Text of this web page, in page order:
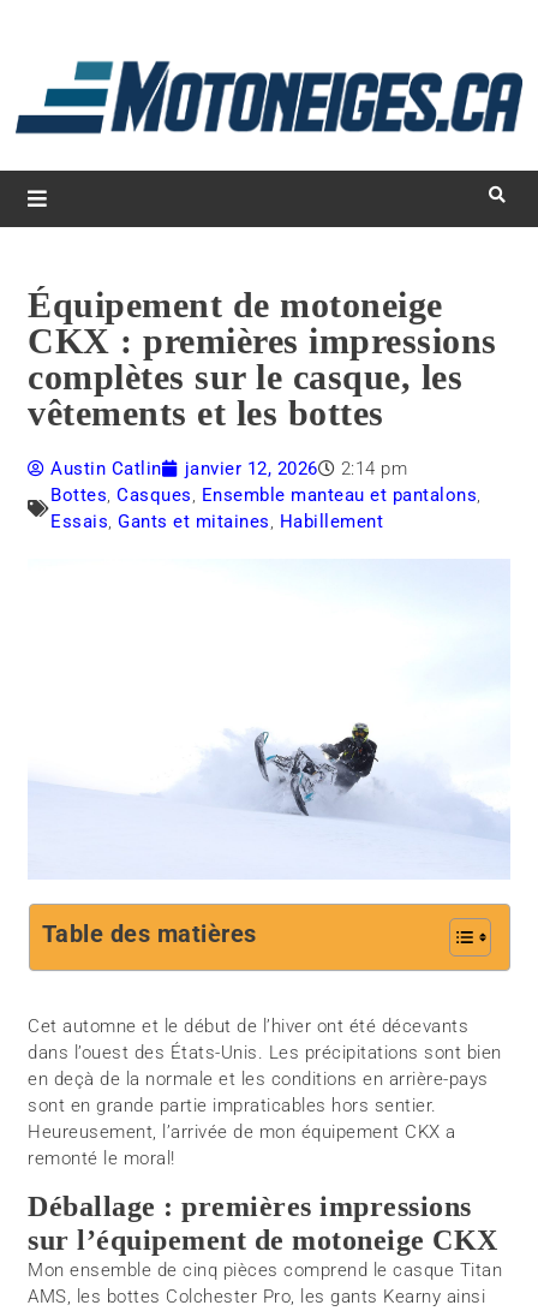
Magazine Motoneiges.ca
Équipement de motoneige
CKX : premières impressions
complètes sur le casque, les
vêtements et les bottes
Austin Catlin janvier 12, 2026
2:14 pm
Bottes,Casques, Ensemble manteau et pantalons,
Essais,Gants et mitaines, Habillement
Table des matières
Cet automne et le début de l’hiver ont été décevants
dans l’ouest des États-Unis. Les précipitations sont bien
en deçà de la normale et les conditions en arrière-pays
sont en grande partie impraticables hors sentier.
Heureusement, l’arrivée de mon équipement CKX a
remonté le moral!
Déballage : premières impressions
sur l’équipement de motoneige CKX
Mon ensemble de cinq pièces comprend le casque Titan
AMS, les bottes Colchester Pro, les gants Kearny ainsi